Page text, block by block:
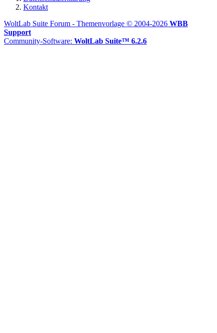
Kontakt
WoltLab Suite Forum - Themenvorlage © 2004-2026 WBB
Support
Community-Software: WoltLab Suite™ 6.2.6